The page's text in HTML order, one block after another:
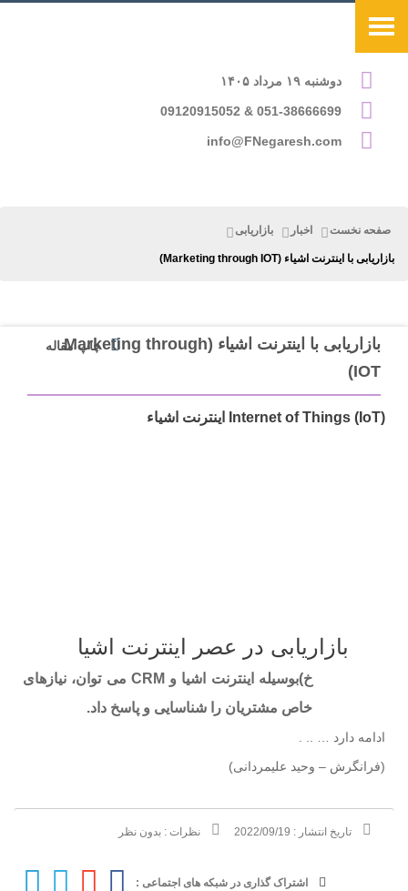
دوشنبه ۱۹ مرداد ۱۴۰۵
051-38666699 & 09120915052
info@FNegaresh.com
صفحه نخست اخبار بازاریابی
بازاریابی با اینترنت اشیاء (Marketing through IOT)
بازاریابی با اینترنت اشیاء (Marketing through
IOT)
چاپ مقاله
Internet of Things (IoT) اینترنت اشیاء
بازاریابی در عصر اینترنت اشیا
خ)بوسیله اینترنت اشیا و CRM می توان، نیازهای
خاص مشتریان را شناسایی و پاسخ داد.
ادامه دارد … .. .
(فرانگرش – وحید علیمردانی)
تاریخ انتشار : 2022/09/19 نظرات : بدون نظر
اشتراک گذاری در شبکه های اجتماعی :